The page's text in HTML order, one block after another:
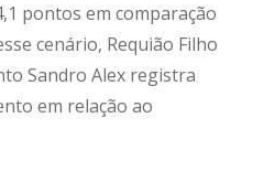
pontos em comparação
cenário, Requião Filho
Sandro Alex registra
em relação ao